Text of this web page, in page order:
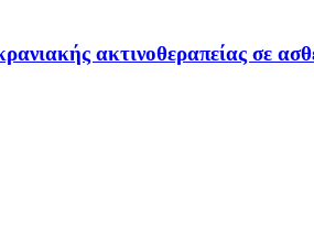
ακτινοθεραπείας σε